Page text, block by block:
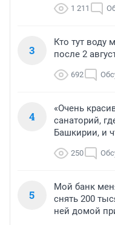
1 211
3
Кто тут воду
после 2
692
4
«Очень
санаторий,
Башкирии, и
250
5
Мой банк
снять 200
ней домой